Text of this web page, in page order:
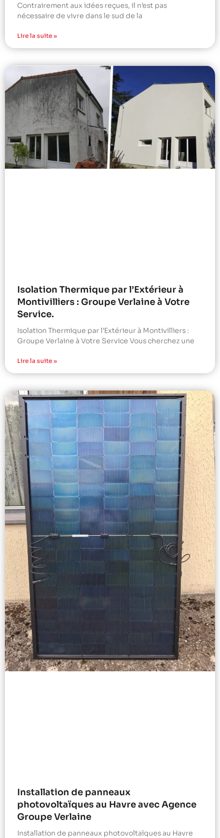
Contrairement aux idées reçues, il n’est pas
nécessaire de vivre dans le sud de la
Lire la suite »
Isolation Thermique par l’Extérieur à
Montivilliers : Groupe Verlaine à Votre
Service.
Isolation Thermique par l’Extérieur à Montivilliers :
Groupe Verlaine à Votre Service Vous cherchez une
Lire la suite »
Installation de panneaux
photovoltaïques au Havre avec Agence
Groupe Verlaine
Installation de panneaux photovoltaïques au Havre